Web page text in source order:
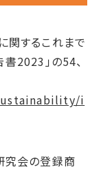
関するこれまで
2023」の54、
i
究会の登録商